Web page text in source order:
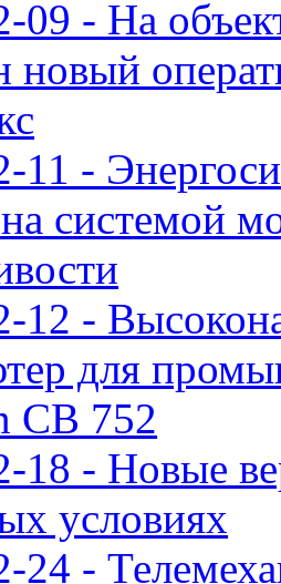
09 - На
новый
11 -
системой
12 -
для
CB 752
18 - Новые
условиях
24 -